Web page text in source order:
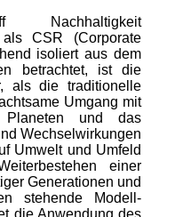
als CSR (Corporate
isoliert aus dem
betrachtet, ist die
als die traditionelle
Umgang mit
Planeten und das
Wechselwirkungen
Umwelt und Umfeld
einer
Generationen und
stehende Modell-
die Anwendung des